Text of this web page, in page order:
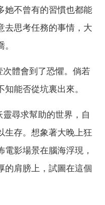
不曾有的習慣也都能
去思考任務的事情，大
體會到了恐懼。倘若
能否從坑裏出來。
尋求幫助的世界，自
生存。想象著大晚上狂
影場景在腦海浮現，
的肩膀上，試圖在這個